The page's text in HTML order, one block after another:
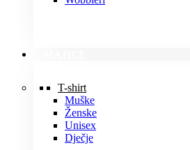
T-shirt
Muške
Ženske
Unisex
Dječje